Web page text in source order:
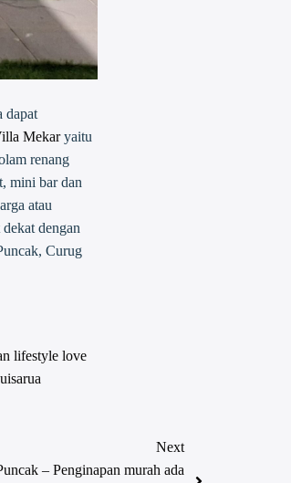
dapat
Mekaryaitu
renang
mini bar dan
atau
dengan
Curug
lifestyle love
Next
– Penginapan murah ada